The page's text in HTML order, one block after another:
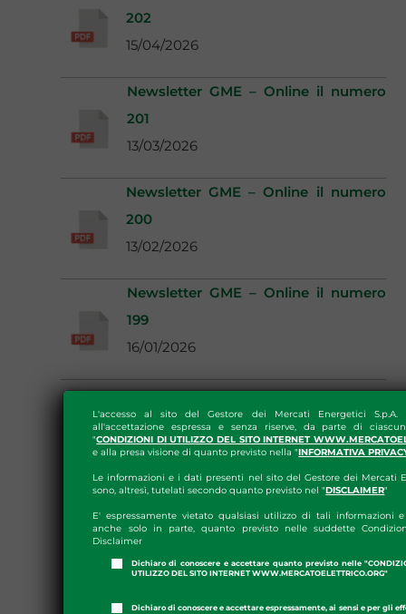
L'accesso al sito del Gestore dei Mercati Energetici S.p.A.
all'accettazione espressa e senza riserve, da parte di
"CONDIZIONI DI UTILIZZO DEL SITO INTERNET
e alla presa visione di quanto previsto nella "INFORMATIVA
Le informazioni e i dati presenti nel sito del Gestore dei Mercati
sono, altresì, tutelati secondo quanto previsto nel "DISCLAIMER"
E' espressamente vietato qualsiasi utilizzo di tali informazioni
anche solo in parte, quanto previsto nelle suddette
Disclaimer
Dichiaro di conoscere e accettare quanto previsto nelle
UTILIZZO DEL SITO INTERNET WWW.MERCATOELETTRICO.ORG"
Dichiaro di conoscere e accettare espressamente, ai sensi e per gli
202
15/04/2026
Newsletter GME – Online il numero
201
13/03/2026
Newsletter GME – Online il numero
200
13/02/2026
Newsletter GME – Online il numero
199
16/01/2026